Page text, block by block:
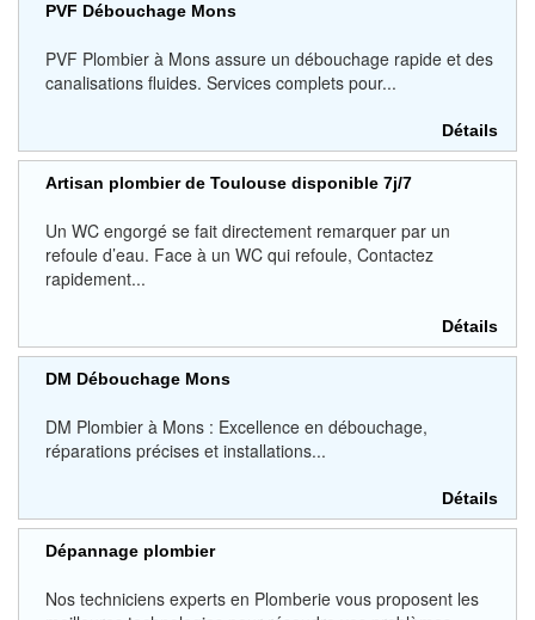
PVF Débouchage Mons
PVF Plombier à Mons assure un débouchage rapide et des
canalisations fluides. Services complets pour...
Détails
Artisan plombier de Toulouse disponible 7j/7
Un WC engorgé se fait directement remarquer par un
refoule d’eau. Face à un WC qui refoule, Contactez
rapidement...
Détails
DM Débouchage Mons
DM Plombier à Mons : Excellence en débouchage,
réparations précises et installations...
Détails
Dépannage plombier
Nos techniciens experts en Plomberie vous proposent les